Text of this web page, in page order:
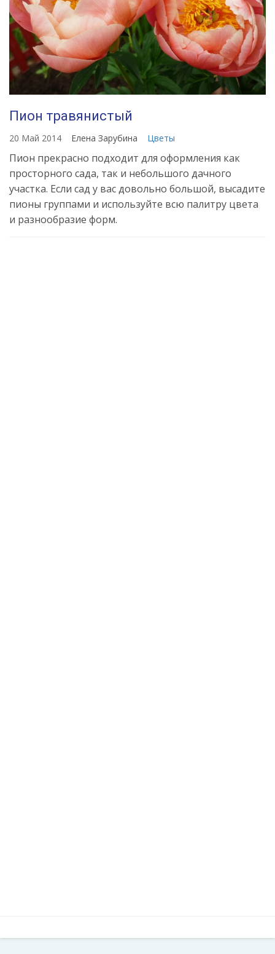
Пион травянистый
20 Май 2014 Елена Зарубина Цветы
Пион прекрасно подходит для оформления как
просторного сада, так и небольшого дачного
участка. Если сад у вас довольно большой, высадите
пионы группами и используйте всю палитру цвета
и разнообразие форм.